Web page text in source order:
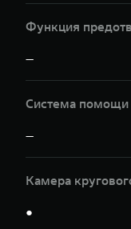
Функция
—
Система помощи
—
Камера
●